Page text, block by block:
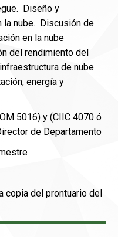
Diseño y
la nube. Discusión de
en la nube
del rendimiento del
de nube
energía y
5016) y (CIIC 4070 ó
de Departamento
copia del prontuario del